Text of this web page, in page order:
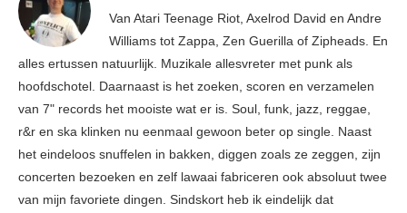
Van Atari Teenage Riot, Axelrod David en Andre
Williams tot Zappa, Zen Guerilla of Zipheads. En
alles ertussen natuurlijk. Muzikale allesvreter met punk als
hoofdschotel. Daarnaast is het zoeken, scoren en verzamelen
van 7" records het mooiste wat er is. Soul, funk, jazz, reggae,
r&r en ska klinken nu eenmaal gewoon beter op single. Naast
het eindeloos snuffelen in bakken, diggen zoals ze zeggen, zijn
concerten bezoeken en zelf lawaai fabriceren ook absoluut twee
van mijn favoriete dingen. Sindskort heb ik eindelijk dat